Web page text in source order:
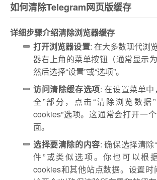
如何清除Telegram网页版缓存
详细步骤介绍清除浏览器缓存
打开浏览器设置: 在大多数现代浏
器右上角的菜单按钮（通常显示
然后选择“设置”或“选项”。
访问清除缓存选项: 在设置菜单中
全”部分，点击“清除浏览数据
cookies”选项。这通常会打开一
面。
选择要清除的内容: 确保选择清
件”或类似选项。你也可以根
cookies和其他站点数据。设置时